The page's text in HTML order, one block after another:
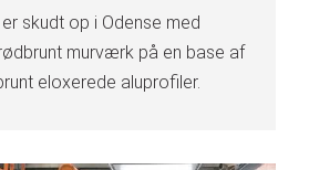
skudt op i Odense med
murværk på en base af
eloxerede aluprofiler.